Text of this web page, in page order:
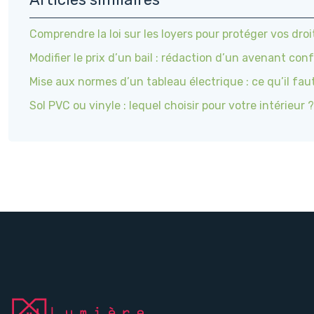
Comprendre la loi sur les loyers pour protéger vos
Modifier le prix d’un bail : rédaction d’un avenant
Mise aux normes d’un tableau électrique : ce qu’il
Sol PVC ou vinyle : lequel choisir pour votre intérieur ?